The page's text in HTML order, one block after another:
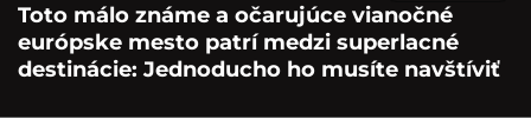
Toto málo známe a očarujúce vianočné
európske mesto patrí medzi superlacné
destinácie: Jednoducho ho musíte navštíviť